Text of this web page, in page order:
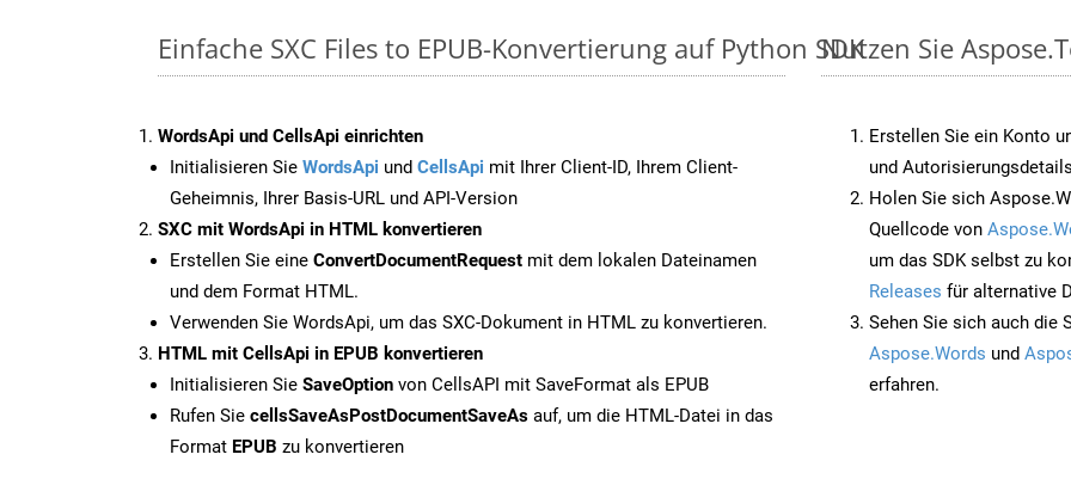
Einfache SXC Files to EPUB-Konvertierung auf Python SDK
WordsApi und CellsApi einrichten
Initialisieren Sie WordsApi und CellsApi mit Ihrer Client-ID, Ihrem Client-
Geheimnis, Ihrer Basis-URL und API-Version
SXC mit WordsApi in HTML konvertieren
Erstellen Sie eine ConvertDocumentRequest mit dem lokalen Dateinamen
und dem Format HTML.
Verwenden Sie WordsApi, um das SXC-Dokument in HTML zu konvertieren.
HTML mit CellsApi in EPUB konvertieren
Initialisieren Sie SaveOption von CellsAPI mit SaveFormat als EPUB
Rufen Sie cellsSaveAsPostDocumentSaveAs auf, um die HTML-Datei in das
Format EPUB zu konvertieren
Nutzen Sie
Erstellen Sie ein Konto
und
Holen Sie sich
Quellcode von
um das SDK selbst zu
Releases für alternative
Sehen Sie sich auch die
Aspose.Words und
erfahren.